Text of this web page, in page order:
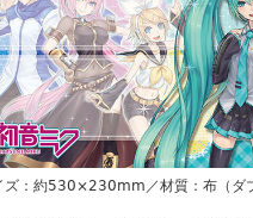
ズ：約530×230mm／材質：布（ダ